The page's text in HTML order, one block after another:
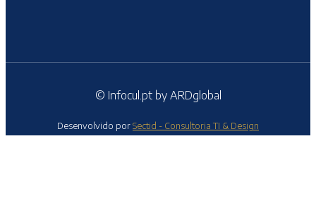
© Infocul.pt by ARDglobal
Desenvolvido porSectid - Consultoria TI & Design